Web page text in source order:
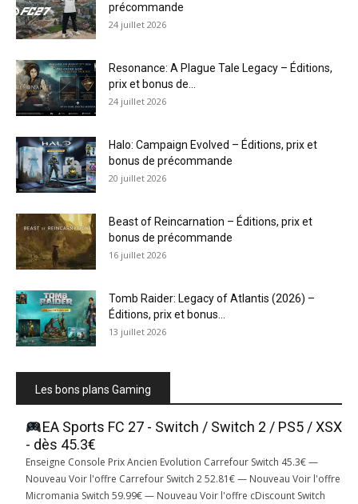
précommande
24 juillet 2026
Resonance: A Plague Tale Legacy – Éditions,
prix et bonus de...
24 juillet 2026
Halo: Campaign Evolved – Éditions, prix et
bonus de précommande
20 juillet 2026
Beast of Reincarnation – Éditions, prix et
bonus de précommande
16 juillet 2026
Tomb Raider: Legacy of Atlantis (2026) –
Éditions, prix et bonus...
13 juillet 2026
Les bons plans Gaming
EA Sports FC 27 - Switch / Switch 2 / PS5 / XSX
- dès 45.3€
Enseigne Console Prix Ancien Evolution Carrefour Switch 45.3€ —
Nouveau Voir l'offre Carrefour Switch 2 52.81€ — Nouveau Voir l'offre
Micromania Switch 59.99€ — Nouveau Voir l'offre cDiscount Switch